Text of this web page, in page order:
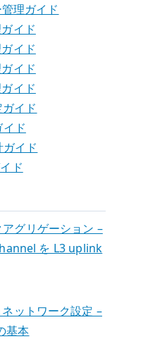
理ガイド
イド
イド
イド
イド
イド
ド
イド
ド
グリゲーション –
を L3 uplink
ットワーク設定 –
基本